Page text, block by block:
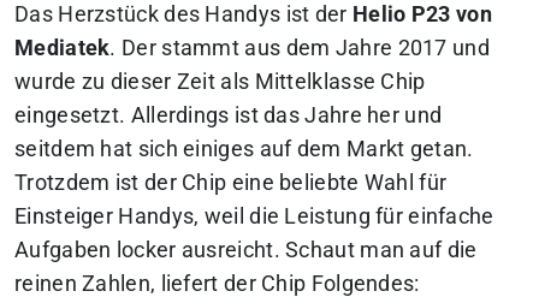
Das Herzstück des Handys ist der Helio P23 von
Mediatek. Der stammt aus dem Jahre 2017 und
wurde zu dieser Zeit als Mittelklasse Chip
eingesetzt. Allerdings ist das Jahre her und
seitdem hat sich einiges auf dem Markt getan.
Trotzdem ist der Chip eine beliebte Wahl für
Einsteiger Handys, weil die Leistung für einfache
Aufgaben locker ausreicht. Schaut man auf die
reinen Zahlen, liefert der Chip Folgendes: